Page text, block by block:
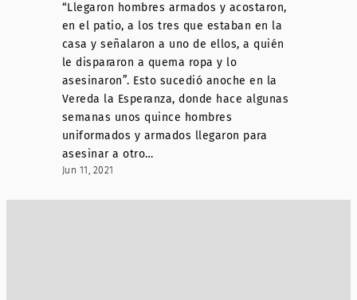
“Llegaron hombres armados y acostaron,
en el patio, a los tres que estaban en la
casa y señalaron a uno de ellos, a quién
le dispararon a quema ropa y lo
asesinaron”. Esto sucedió anoche en la
Vereda la Esperanza, donde hace algunas
semanas unos quince hombres
uniformados y armados llegaron para
asesinar a otro…
Jun 11, 2021